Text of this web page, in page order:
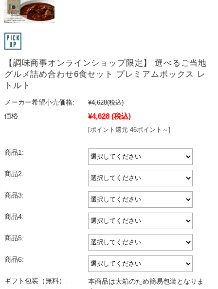
【調味商事オンラインショップ限定】 選べるご当地
グルメ詰め合わせ6食セット プレミアムボックス レ
トルト
メーカー希望小売価格: ¥4,628(税込)
価格:
¥4,628 (税込)
[ポイント還元 46ポイント～]
商品1:
商品2:
商品3:
商品4:
商品5:
商品6:
ギフト包装（無料）:
本商品は大箱のため簡易包装となりま